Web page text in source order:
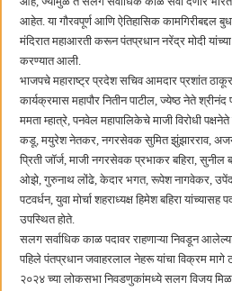
आहेत. या गौरवपूर्ण आणि ऐतिहासिक कामगिरीबद्दल
मंदिरात महाआरती करून पंतप्रधान नरेंद्र मोदी यांच्या
करण्यात आली.
भाजपचे महाराष्ट्र प्रदेश सचिव आमदार प्रशांत
कार्यक्रमास महापौर नितीन पाटील, ज्येष्ठ नेते
ममता म्हात्रे, पनवेल महापालिकेचे माजी विरोधी
कडू, मयुरेश नेतकर, नगरसेवक सुमित झुंझारराव, अजय
प्रिती जॉर्ज, माजी नगरसेवक प्रभाकर बहिरा, सुनील
ओझे, गुरुनाथ लोंढे, केदार भगत, रूपेश नागवेकर,
पटवर्धन, युवा मोर्चा शहराध्यक्ष हिमेश बहिरा यांच्यासह
उपस्थित होते.
सलग सर्वाधिक काळ पदावर राहणाऱ्या निवडून आलेल्या
पहिले पंतप्रधान जवाहरलाल नेहरू यांचा विक्रम
२०२४ च्या लोकसभा निवडणुकांमध्ये सलग विजय